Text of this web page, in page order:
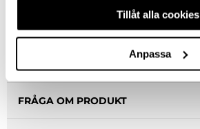
Tillåt alla cookies
Anpassa
BESKRIVNING
FRÅGA OM PRODUKT